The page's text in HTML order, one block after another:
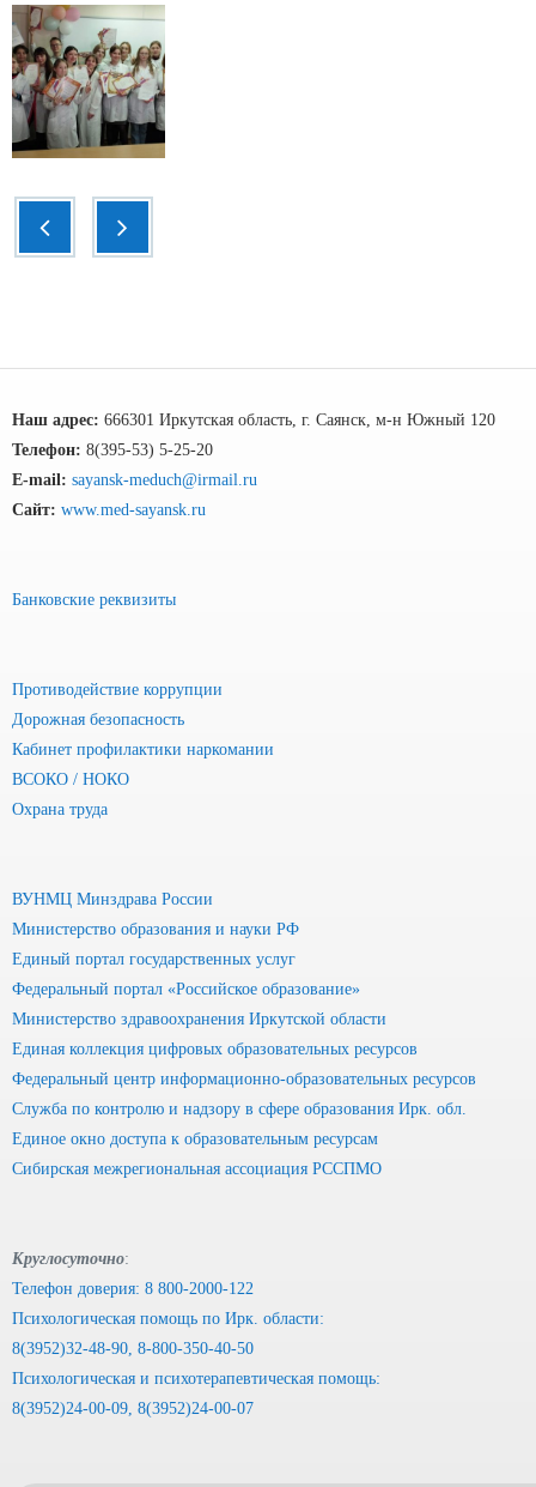
Наш адрес: 666301 Иркутская область, г. Саянск, м-н Южный 120
Телефон: 8(395-53) 5-25-20
E-mail: sayansk-meduch@irmail.ru
Сайт: www.med-sayansk.ru
Банковские реквизиты
Противодействие коррупции
Дорожная безопасность
Кабинет профилактики наркомании
ВСОКО / НОКО
Охрана труда
ВУНМЦ Минздрава России
Министерство образования и науки РФ
Единый портал государственных услуг
Федеральный портал «Российское образование»
Министерство здравоохранения Иркутской области
Единая коллекция цифровых образовательных ресурсов
Федеральный центр информационно-образовательных ресурсов
Служба по контролю и надзору в сфере образования Ирк. обл.
Единое окно доступа к образовательным ресурсам
Сибирская межрегиональная ассоциация РССПМО
Круглосуточно:
Телефон доверия: 8 800-2000-122
Психологическая помощь по Ирк. области:
8(3952)32-48-90, 8-800-350-40-50
Психологическая и психотерапевтическая помощь:
8(3952)24-00-09, 8(3952)24-00-07